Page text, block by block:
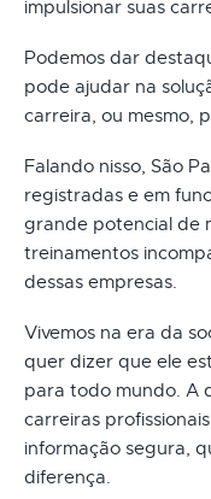
impulsionar suas
Podemos dar
pode ajudar na
carreira, ou mesmo,
Falando nisso, São
registradas e em
grande potencial de
treinamentos
dessas empresas.
Vivemos na era da
quer dizer que ele
para todo mundo. A
carreiras
informação segura,
diferença.